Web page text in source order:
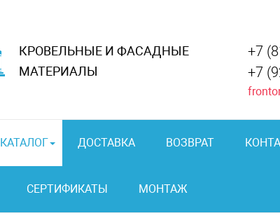
КРОВЕЛЬНЫЕ И ФАСАДНЫЕ
МАТЕРИАЛЫ
+7
+7
КАТАЛОГ ДОСТАВКА ВОЗВРАТ
СЕРТИФИКАТЫ МОНТАЖ